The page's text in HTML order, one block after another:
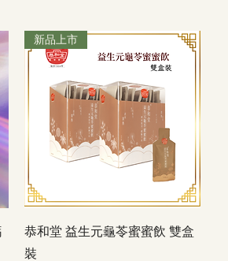
快速瀏覽
新品上市
恭和堂 益生元龜苓蜜蜜飲 雙盒
裝